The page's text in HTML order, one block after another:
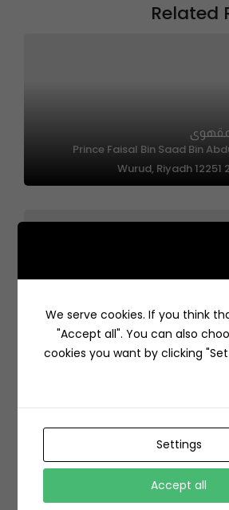
Related
6699 Prince Faisal Bin Saad Bin
Wurud, Riyadh
Ubay Ibn Muadh Al Ansari, Ar Rabi,
We serve cookies. If you think
"Accept all". You can also
cookies you want by clicking
Settings
Accept all